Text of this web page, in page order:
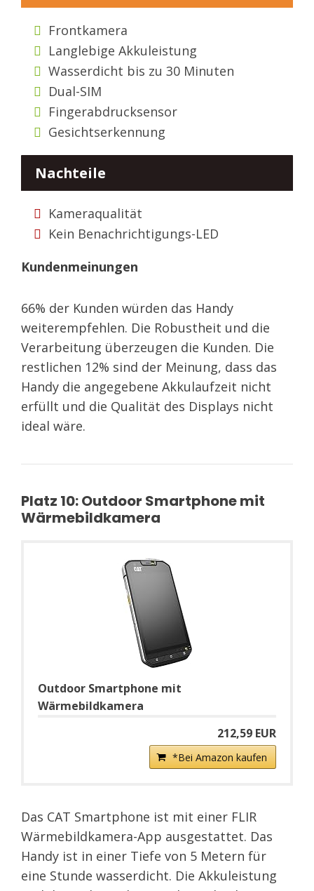
Frontkamera
Langlebige Akkuleistung
Wasserdicht bis zu 30 Minuten
Dual-SIM
Fingerabdrucksensor
Gesichtserkennung
Nachteile
Kameraqualität
Kein Benachrichtigungs-LED
Kundenmeinungen
66% der Kunden würden das Handy
weiterempfehlen. Die Robustheit und die
Verarbeitung überzeugen die Kunden. Die
restlichen 12% sind der Meinung, dass das
Handy die angegebene Akkulaufzeit nicht
erfüllt und die Qualität des Displays nicht
ideal wäre.
Platz 10: Outdoor Smartphone mit
Wärmebildkamera
Outdoor Smartphone mit
Wärmebildkamera
212,59 EUR
*Bei Amazon kaufen
Das CAT Smartphone ist mit einer FLIR
Wärmebildkamera-App ausgestattet. Das
Handy ist in einer Tiefe von 5 Metern für
eine Stunde wasserdicht. Die Akkuleistung